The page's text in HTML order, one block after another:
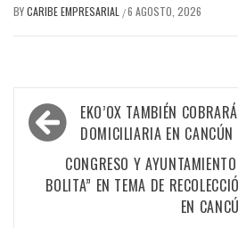
BYCARIBE EMPRESARIAL /6 AGOSTO, 2026
Navegación
de
entradas
EKO’OX TAMBIÉN
DOMICILIARIA EN CANCÚN
CONGRESO Y
BOLITA” EN TEMA DE
EN